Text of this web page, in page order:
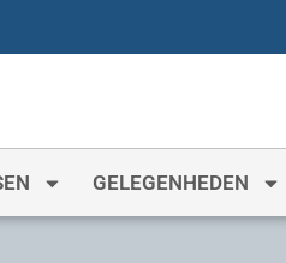
GELEGENHEDEN